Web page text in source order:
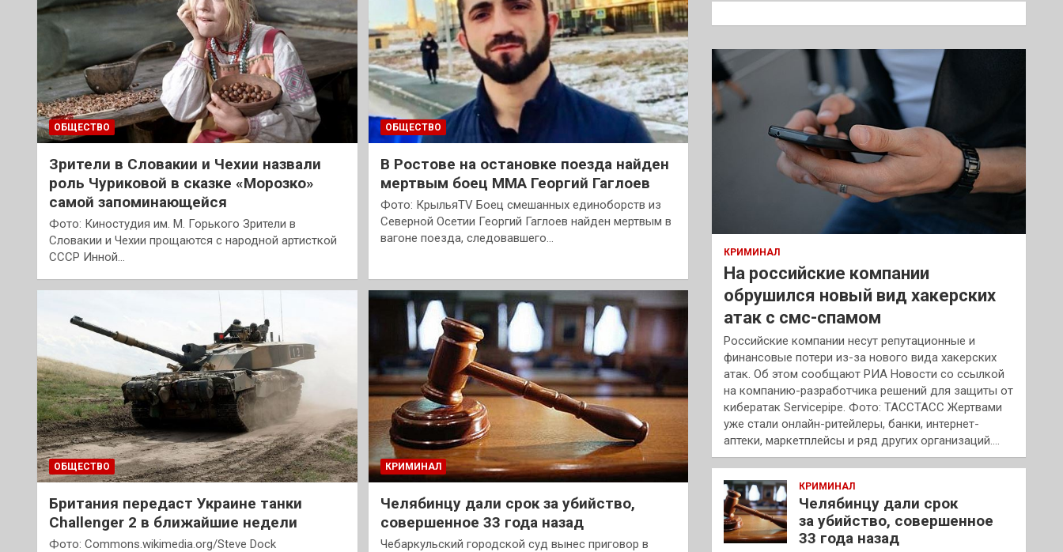
ОБЩЕСТВО
Зрители в Словакии и Чехии назвали
роль Чуриковой в сказке «Морозко»
самой запоминающейся
Фото: Киностудия им. М. Горького Зрители в
Словакии и Чехии прощаются с народной артисткой
СССР Инной…
ОБЩЕСТВО
В Ростове на остановке поезда найден
мертвым боец ММА Георгий Гаглоев
Фото: КрыльяTV Боец смешанных единоборств из
Северной Осетии Георгий Гаглоев найден мертвым в
вагоне поезда, следовавшего…
ОБЩЕСТВО
Британия передаст Украине танки
Challenger 2 в ближайшие недели
Фото: Commons.wikimedia.org/Steve Dock
КРИМИНАЛ
Челябинцу дали срок за убийство,
совершенное 33 года назад
Чебаркульский городской суд вынес приговор в
к
КРИМИНАЛ
На российские компании
обрушился новый вид хакерских
атак с смс-спамом
Российские компании несут репутационные и
финансовые потери из-за нового вида хакерских
атак. Об этом сообщают РИА Новости со ссылкой
на компанию-разработчика решений для защиты от
кибератак Servicepipe. Фото: ТАССТАСС Жертвами
уже стали онлайн-ритейлеры, банки, интернет-
аптеки, маркетплейсы и ряд других организаций.…
КРИМИНАЛ
Челябинцу дали срок
за убийство, совершенное
33 года назад